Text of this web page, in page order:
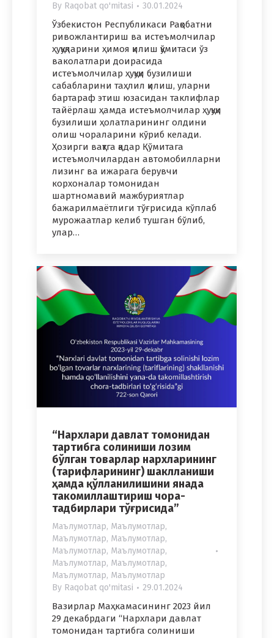
By Raqobat qo'mitasi 30.01.2024
Ўзбекистон Республикаси Рақобатни
ривожлантириш ва истеъмолчилар
ҳуқуқларини ҳимоя қилиш қўмитаси ўз
ваколатлари доирасида
истеъмолчилар ҳуқуқи бузилиши
сабабларини таҳлил қилиш, уларни
бартараф этиш юзасидан таклифлар
тайёрлаш ҳамда истеъмолчилар ҳуқуқи
бузилиши ҳолатларининг олдини
олиш чораларини кўриб келади.
Ҳозирги вақтга қадар Қўмитага
истеъмолчилардан автомобилларни
лизинг ва ижарага берувчи
корхоналар томонидан
шартномавий мажбуриятлар
бажарилмаётлиги тўғрисида кўплаб
мурожаатлар келиб тушган бўлиб,
улар…
“Нархлари давлат томонидан
тартибга солиниши лозим
бўлган товарлар нархларининг
(тарифларининг) шаклланиши
ҳамда қўлланилишини янада
такомиллаштириш чора-
тадбирлари тўғрисида”
Маълумотлар, Маълумотлар,
Маълумотлар, Маълумотлар,
Маълумотлар, Маълумотлар,
Маълумотлар, Маълумотлар,
Маълумотлар, Маълумотлар
By Raqobat qo'mitasi 29.01.2024
Вазирлар Маҳкамасининг 2023 йил
29 декабрдаги “Нархлари давлат
томонидан тартибга солиниши